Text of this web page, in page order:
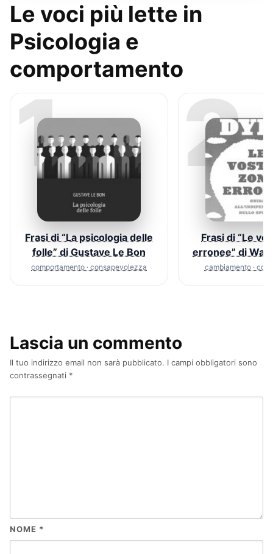
Le voci più lette in
Psicologia e
comportamento
1
Frasi di “La psicologia delle
folle” di Gustave Le Bon
comportamento · consapevolezza
2
Frasi di “Le
erronee” di
cambiamento ·
Lascia un commento
Il tuo indirizzo email non sarà pubblicato. I campi obbligatori sono
contrassegnati *
NOME *